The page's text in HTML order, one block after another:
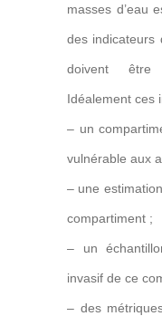
masses d’eau
des indicateurs
doivent être
Idéalement ces
– un
vulnérable aux
– une
compartiment ;
– un
invasif de ce
– des